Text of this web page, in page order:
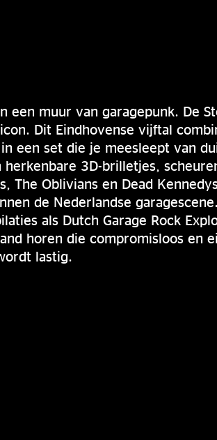
een muur van garagepunk. De
Dit Eindhovense vijftal
een set die je meesleept van
3D-brilletjes,
The Oblivians en Dead
de Nederlandse
als Dutch Garage Rock
horen die compromisloos en
lastig.